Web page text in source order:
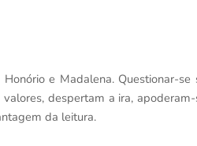
e Madalena. Questionar-se
despertam a ira,
da leitura.